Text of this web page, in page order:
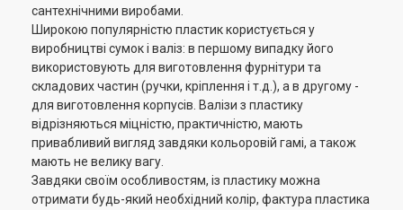
сантехнічними виробами.
Широкою популярністю пластик користується у
виробництві сумок і валіз: в першому випадку його
використовують для виготовлення фурнітури та
складових частин (ручки, кріплення і т.д.), а в другому -
для виготовлення корпусів. Валізи з пластику
відрізняються міцністю, практичністю, мають
привабливий вигляд завдяки кольоровій гамі, а також
мають не велику вагу.
Завдяки своїм особливостям, із пластику можна
отримати будь-який необхідний колір, фактура пластика